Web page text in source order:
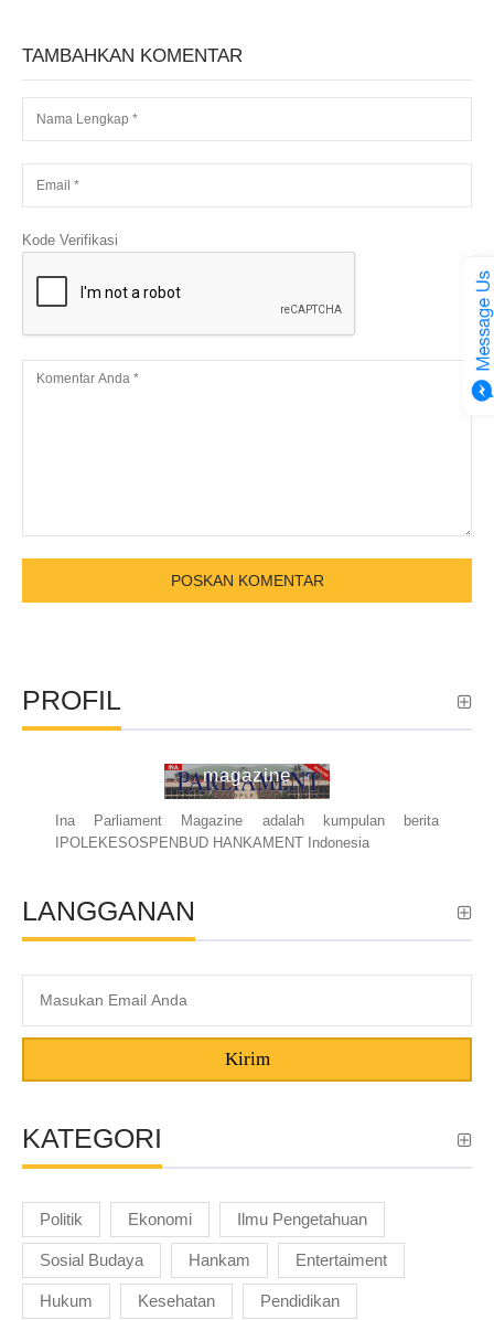
TAMBAHKAN KOMENTAR
Kode Verifikasi
PROFIL
magazine
Ina Parliament Magazine adalah kumpulan berita
IPOLEKESOSPENBUD HANKAMENT Indonesia
LANGGANAN
Kirim
KATEGORI
Politik Ekonomi Ilmu Pengetahuan
Sosial Budaya Hankam Entertaiment
Hukum Kesehatan Pendidikan